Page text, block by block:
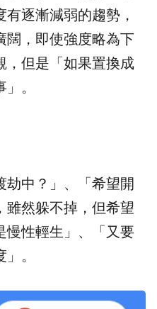
逐漸減弱的趨勢，
闊，即使強度略為下
，但是「如果置換成
。
劫中？」、「希望開
雖然躲不掉，但希望
慢性輕生」、「又要
。